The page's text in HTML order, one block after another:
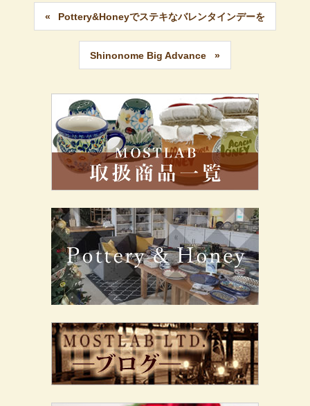
Pottery&Honeyでステキなバレンタインデーを
Shinonome Big Advance